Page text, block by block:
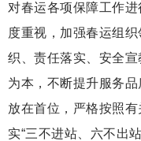
对春运各项保障工作
度重视，加强春运组
织、责任落实、安全
为本，不断提升服务
放在首位，严格按照
实“三不进站、六不出